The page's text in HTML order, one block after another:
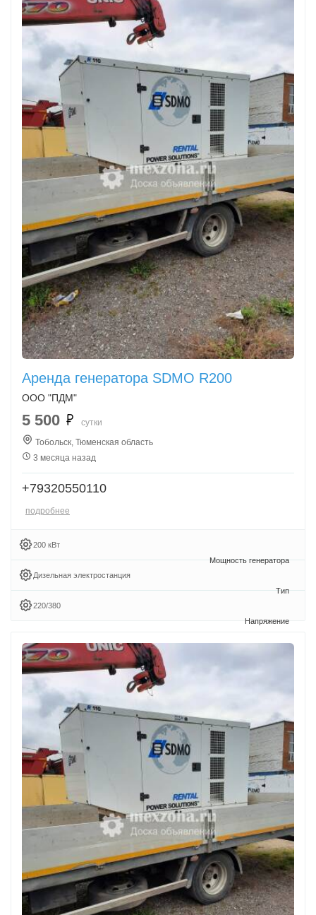
Аренда генератора SDMO R200
ООО "ПДМ"
5 500
сутки
Тобольск, Тюменская область
3 месяца назад
+79320550110
подробнее
200 кВт
Дизельная электростанция
220/380